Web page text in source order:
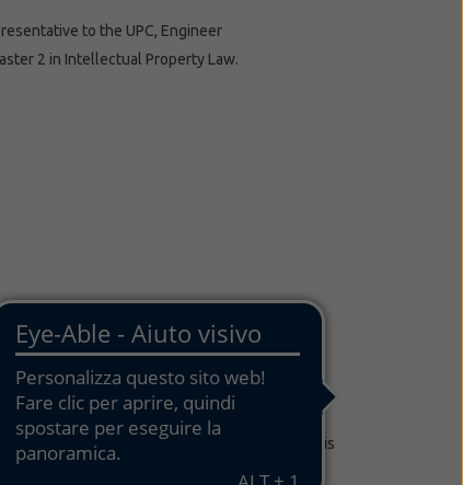
to the UPC, Engineer
2 in Intellectual Property Law.
for more than 20 years. He supports his